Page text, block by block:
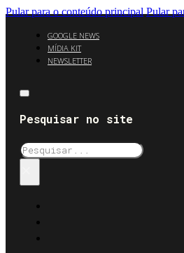
Pular para o conteúdo principal Pular
GOOGLE NEWS
MÍDIA KIT
NEWSLETTER
Pesquisar no site
Pesquisar